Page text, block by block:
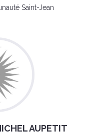
Saint-Jean
AUPETIT